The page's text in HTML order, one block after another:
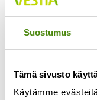
Suostumus
Tämä sivusto
Käytämme
Jokaisella
kerran viikossa
Lue lisää »